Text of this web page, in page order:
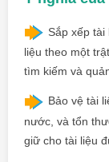
Sắp xếp
liệu theo một
tìm kiếm và
Bảo vệ tài
nước, và tổn
giữ cho tài liệu